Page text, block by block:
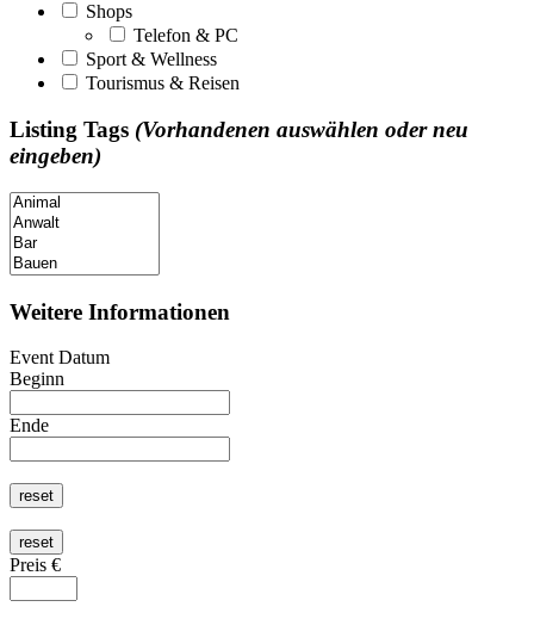
Shops
Telefon & PC
Sport & Wellness
Tourismus & Reisen
Listing Tags (Vorhandenen auswählen oder neu
eingeben)
Weitere Informationen
Event Datum
Beginn
Ende
Preis €